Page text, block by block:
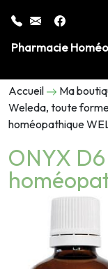
Pharmacie
Accueil Ma
Weleda, toute
homéopathique
ONYX